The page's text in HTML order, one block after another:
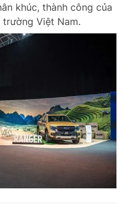
khúc, thành công của
trường Việt Nam.